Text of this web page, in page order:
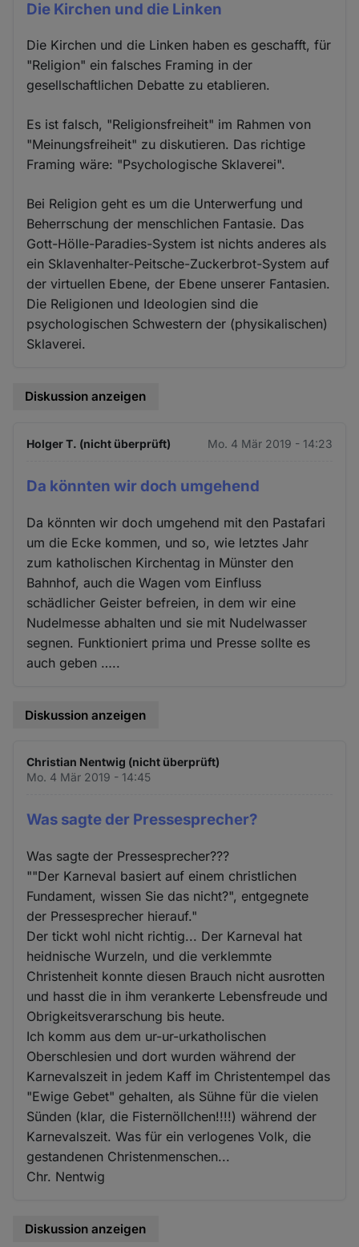
Die Kirchen und die Linken
Die Kirchen und die Linken haben es geschafft, für
"Religion" ein falsches Framing in der
gesellschaftlichen Debatte zu etablieren.
Es ist falsch, "Religionsfreiheit" im Rahmen von
"Meinungsfreiheit" zu diskutieren. Das richtige
Framing wäre: "Psychologische Sklaverei".
Bei Religion geht es um die Unterwerfung und
Beherrschung der menschlichen Fantasie. Das
Gott-Hölle-Paradies-System ist nichts anderes als
ein Sklavenhalter-Peitsche-Zuckerbrot-System auf
der virtuellen Ebene, der Ebene unserer Fantasien.
Die Religionen und Ideologien sind die
psychologischen Schwestern der (physikalischen)
Sklaverei.
Diskussion anzeigen
Holger T. (nicht überprüft) Mo. 4 Mär 2019 - 14:23
Da könnten wir doch umgehend
Da könnten wir doch umgehend mit den Pastafari
um die Ecke kommen, und so, wie letztes Jahr
zum katholischen Kirchentag in Münster den
Bahnhof, auch die Wagen vom Einfluss
schädlicher Geister befreien, in dem wir eine
Nudelmesse abhalten und sie mit Nudelwasser
segnen. Funktioniert prima und Presse sollte es
auch geben …..
Diskussion anzeigen
Christian Nentwig (nicht überprüft)
Mo. 4 Mär 2019 - 14:45
Was sagte der Pressesprecher?
Was sagte der Pressesprecher???
""Der Karneval basiert auf einem christlichen
Fundament, wissen Sie das nicht?", entgegnete
der Pressesprecher hierauf."
Der tickt wohl nicht richtig... Der Karneval hat
heidnische Wurzeln, und die verklemmte
Christenheit konnte diesen Brauch nicht ausrotten
und hasst die in ihm verankerte Lebensfreude und
Obrigkeitsverarschung bis heute.
Ich komm aus dem ur-ur-urkatholischen
Oberschlesien und dort wurden während der
Karnevalszeit in jedem Kaff im Christentempel das
"Ewige Gebet" gehalten, als Sühne für die vielen
Sünden (klar, die Fisternöllchen!!!!) während der
Karnevalszeit. Was für ein verlogenes Volk, die
gestandenen Christenmenschen...
Chr. Nentwig
Diskussion anzeigen